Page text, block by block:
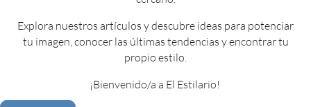
Explora nuestros artículos y descubre ideas para potenciar
tu imagen, conocer las últimas tendencias y encontrar tu
propio estilo.
¡Bienvenido/a a El Estilario!